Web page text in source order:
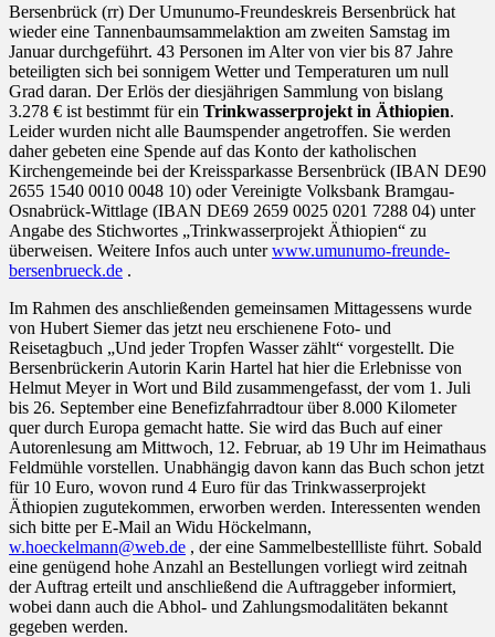
Bersenbrück (rr) Der Umunumo-Freundeskreis Bersenbrück hat
wieder eine Tannenbaumsammelaktion am zweiten Samstag im
Januar durchgeführt. 43 Personen im Alter von vier bis 87 Jahre
beteiligten sich bei sonnigem Wetter und Temperaturen um null
Grad daran. Der Erlös der diesjährigen Sammlung von bislang
3.278 € ist bestimmt für ein Trinkwasserprojekt in Äthiopien.
Leider wurden nicht alle Baumspender angetroffen. Sie werden
daher gebeten eine Spende auf das Konto der katholischen
Kirchengemeinde bei der Kreissparkasse Bersenbrück (IBAN DE90
2655 1540 0010 0048 10) oder Vereinigte Volksbank Bramgau-
Osnabrück-Wittlage (IBAN DE69 2659 0025 0201 7288 04) unter
Angabe des Stichwortes „Trinkwasserprojekt Äthiopien“ zu
überweisen. Weitere Infos auch unterwww.umunumo-freunde-
bersenbrueck.de .
Im Rahmen des anschließenden gemeinsamen Mittagessens wurde
von Hubert Siemer das jetzt neu erschienene Foto- und
Reisetagbuch „Und jeder Tropfen Wasser zählt“ vorgestellt. Die
Bersenbrückerin Autorin Karin Hartel hat hier die Erlebnisse von
Helmut Meyer in Wort und Bild zusammengefasst, der vom 1. Juli
bis 26. September eine Benefizfahrradtour über 8.000 Kilometer
quer durch Europa gemacht hatte. Sie wird das Buch auf einer
Autorenlesung am Mittwoch, 12. Februar, ab 19 Uhr im Heimathaus
Feldmühle vorstellen. Unabhängig davon kann das Buch schon jetzt
für 10 Euro, wovon rund 4 Euro für das Trinkwasserprojekt
Äthiopien zugutekommen, erworben werden. Interessenten wenden
sich bitte per E-Mail an Widu Höckelmann,
w.hoeckelmann@web.de , der eine Sammelbestellliste führt. Sobald
eine genügend hohe Anzahl an Bestellungen vorliegt wird zeitnah
der Auftrag erteilt und anschließend die Auftraggeber informiert,
wobei dann auch die Abhol- und Zahlungsmodalitäten bekannt
gegeben werden.